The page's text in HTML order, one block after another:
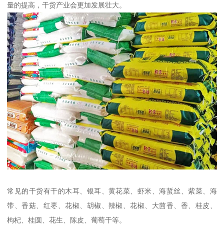
量的提高，干货产业会更加发展壮大。
常见的干货有干的木耳、银耳、黄花菜、虾米、海蜇丝、紫菜、海
带、香菇、红枣、花椒、胡椒、辣椒、花椒、大茴香、香、桂皮、
枸杞、桂圆、花生、陈皮、葡萄干等。